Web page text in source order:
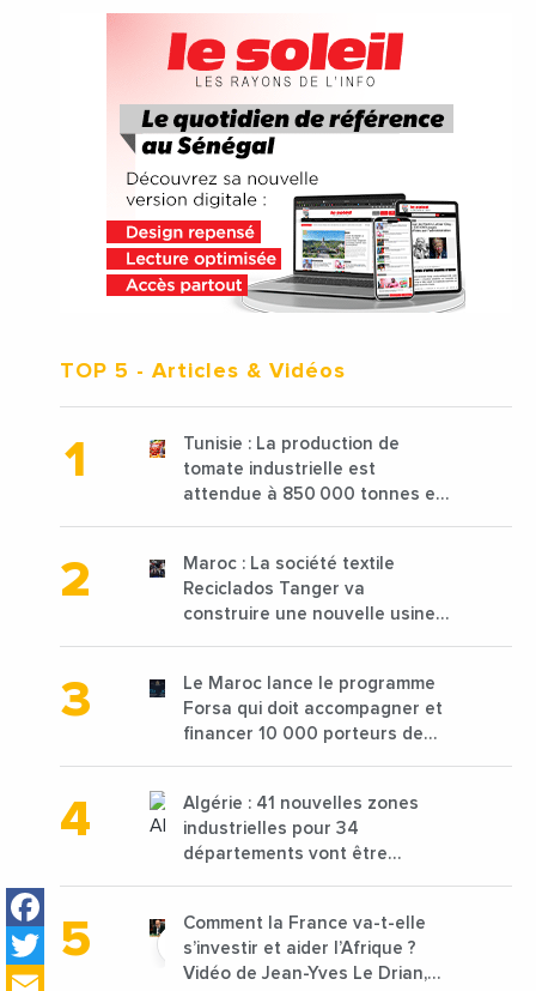
Facebook
Twitter
TOP 5 - Articles & Vidéos
Tunisie : La production de
tomate industrielle est
attendue à 850 000 tonnes en
Maroc : La société textile
Reciclados Tanger va
construire une nouvelle usine
Le Maroc lance le programme
Forsa qui doit accompagner et
financer 10 000 porteurs de
Algérie : 41 nouvelles zones
industrielles pour 34
départements vont être
Comment la France va-t-elle
s’investir et aider l’Afrique ?
Vidéo de Jean-Yves Le Drian,